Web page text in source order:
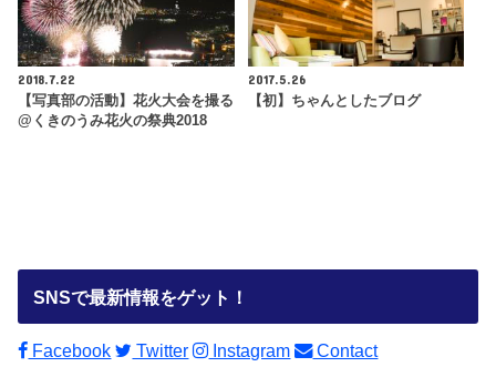
2018.7.22
【写真部の活動】花火大会を撮る
@くきのうみ花火の祭典2018
2017.5.26
【初】ちゃんとしたブログ
SNSで最新情報をゲット！
Facebook Twitter Instagram Contact